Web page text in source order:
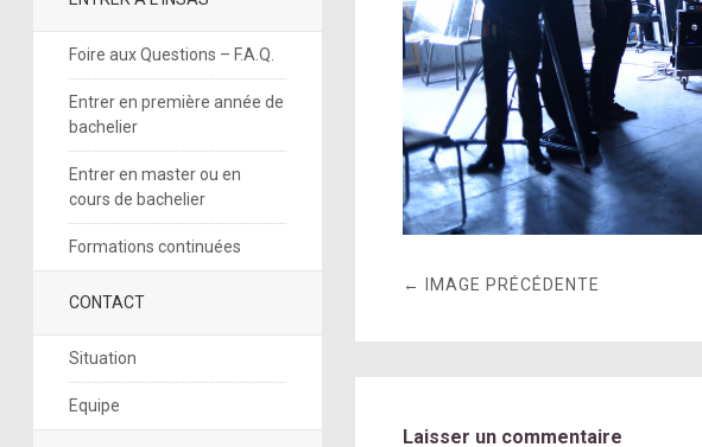
Foire aux Questions – F.A.Q.
Entrer en première année de
bachelier
Entrer en master ou en
cours de bachelier
Formations continuées
CONTACT
Situation
Equipe
← IMAGE PRÉCÉDENTE
Laisser un commentaire